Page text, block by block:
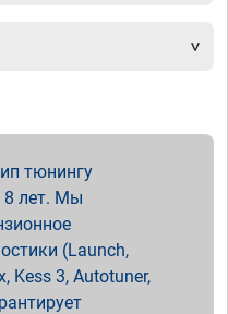
тюнингу
8 лет. Мы
(Launch,
Kess 3, Autotuner,